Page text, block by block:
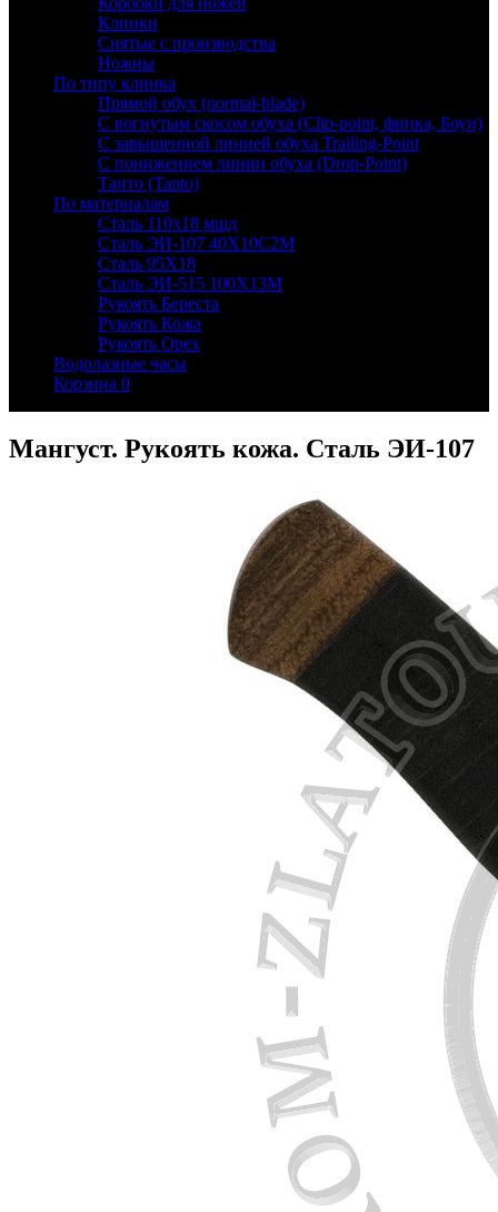
Клинки
Снятые с производства
Ножны
По типу клинка
Прямой обух (normal-blade)
С вогнутым скосом обуха (Clip-point, финка, Боуи)
С завышенной линией обуха Trailing-Point
С понижением линии обуха (Drop-Point)
Танто (Tanto)
По материалам
Сталь 110х18 мшд
Сталь ЭИ-107 40Х10С2М
Сталь 95Х18
Сталь ЭИ-515 100Х13М
Рукоять Береста
Рукоять Кожа
Рукоять Орех
Водолазные часы
Корзина 0
Мангуст. Рукоять кожа. Сталь ЭИ-107